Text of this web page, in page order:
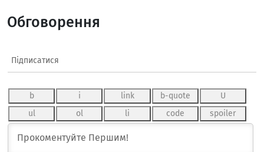
Обговорення
Підписатися